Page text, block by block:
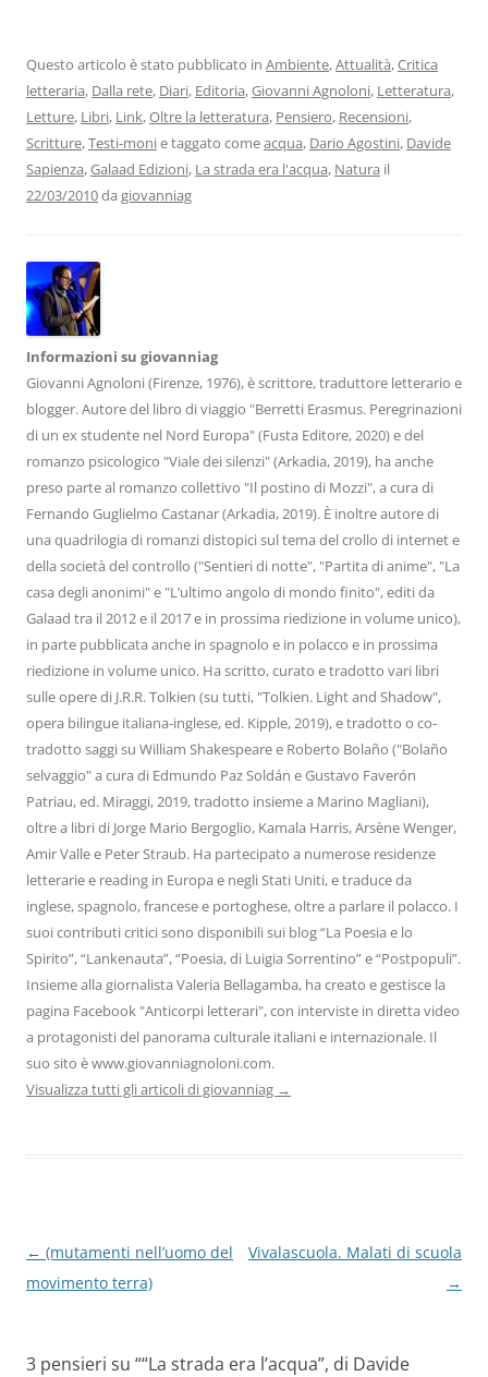
b
o
o
k
dI
n
A
p
p
a
m
vi
di
Questo articolo è stato pubblicato in Ambiente,Attualità,Critica
letteraria, Dalla rete, Diari, Editoria,Giovanni Agnoloni, Letteratura,
Letture, Libri, Link,Oltre la letteratura, Pensiero, Recensioni,
Scritture,Testi-monie taggato comeacqua, Dario Agostini, Davide
Sapienza,Galaad Edizioni, La strada era l'acqua, Natura il
22/03/2010da giovanniag
Informazioni su giovanniag
Giovanni Agnoloni (Firenze, 1976), è scrittore, traduttore letterario e
blogger. Autore del libro di viaggio "Berretti Erasmus. Peregrinazioni
di un ex studente nel Nord Europa" (Fusta Editore, 2020) e del
romanzo psicologico "Viale dei silenzi" (Arkadia, 2019), ha anche
preso parte al romanzo collettivo "Il postino di Mozzi", a cura di
Fernando Guglielmo Castanar (Arkadia, 2019). È inoltre autore di
una quadrilogia di romanzi distopici sul tema del crollo di internet e
della società del controllo ("Sentieri di notte", "Partita di anime", "La
casa degli anonimi" e "L’ultimo angolo di mondo finito", editi da
Galaad tra il 2012 e il 2017 e in prossima riedizione in volume unico),
in parte pubblicata anche in spagnolo e in polacco e in prossima
riedizione in volume unico. Ha scritto, curato e tradotto vari libri
sulle opere di J.R.R. Tolkien (su tutti, "Tolkien. Light and Shadow",
opera bilingue italiana-inglese, ed. Kipple, 2019), e tradotto o co-
tradotto saggi su William Shakespeare e Roberto Bolaño ("Bolaño
selvaggio" a cura di Edmundo Paz Soldán e Gustavo Faverón
Patriau, ed. Miraggi, 2019, tradotto insieme a Marino Magliani),
oltre a libri di Jorge Mario Bergoglio, Kamala Harris, Arsène Wenger,
Amir Valle e Peter Straub. Ha partecipato a numerose residenze
letterarie e reading in Europa e negli Stati Uniti, e traduce da
inglese, spagnolo, francese e portoghese, oltre a parlare il polacco. I
suoi contributi critici sono disponibili sui blog “La Poesia e lo
Spirito”, “Lankenauta”, “Poesia, di Luigia Sorrentino” e “Postpopuli”.
Insieme alla giornalista Valeria Bellagamba, ha creato e gestisce la
pagina Facebook "Anticorpi letterari", con interviste in diretta video
a protagonisti del panorama culturale italiani e internazionale. Il
suo sito è www.giovanniagnoloni.com.
Visualizza tutti gli articoli di giovanniag →
Navigazione
articolo
← (mutamenti nell’uomo del
movimento terra)
Vivalascuola. Malati di scuola
→
3 pensieri su ““La strada era l’acqua”, di Davide